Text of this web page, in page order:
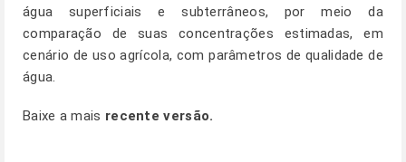
água superficiais e subterrâneos, por meio da
comparação de suas concentrações estimadas, em
cenário de uso agrícola, com parâmetros de qualidade de
água.
Baixe a mais recente versão.